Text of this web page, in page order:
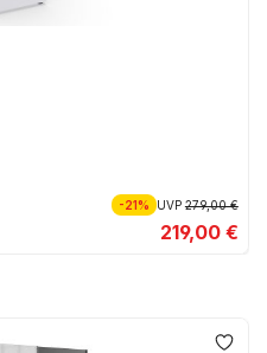
-21% UVP279,00 €
219,00 €